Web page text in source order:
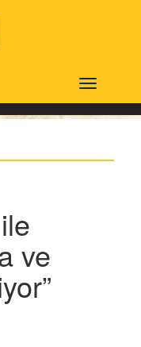
Türktarım
ve